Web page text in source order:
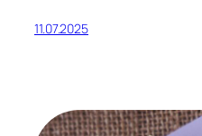
11.07.2025